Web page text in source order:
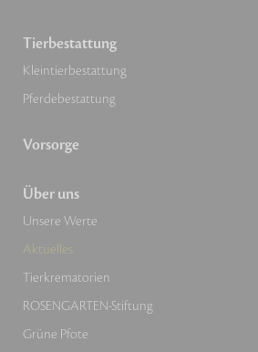
Tierbestattung
Kleintierbestattung
Pferdebestattung
Vorsorge
Über uns
Unsere Werte
Aktuelles
Tierkrematorien
ROSENGARTEN-Stiftung
Grüne Pfote